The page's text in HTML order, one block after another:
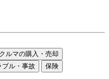
クルマの購入・売却
ブル・事故
保険